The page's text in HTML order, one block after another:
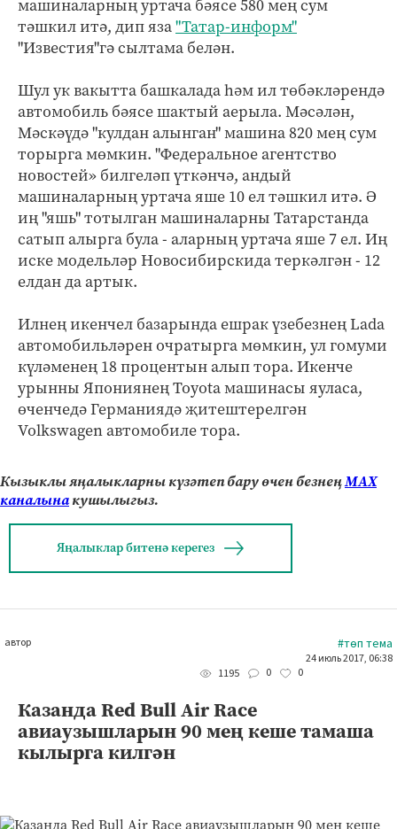
машиналарның уртача бәясе 580 мең сум
тәшкил итә, дип яза"Татар-информ"
"Известия"гә сылтама белән.
Шул ук вакытта башкалада һәм ил төбәкләрендә
автомобиль бәясе шактый аерыла. Мәсәлән,
Мәскәүдә "кулдан алынган" машина 820 мең сум
торырга мөмкин. "Федеральное агентство
новостей» билгеләп үткәнчә, андый
машиналарның уртача яше 10 ел тәшкил итә. Ә
иң "яшь" тотылган машиналарны Татарстанда
сатып алырга була - аларның уртача яше 7 ел. Иң
иске модельләр Новосибирскида теркәлгән - 12
елдан да артык.
Илнең икенчел базарында ешрак үзебезнең Lada
автомобильләрен очратырга мөмкин, ул гомуми
күләменең 18 процентын алып тора. Икенче
урынны Япониянең Toyota машинасы яуласа,
өченчедә Германиядә җитештерелгән
Volkswagen автомобиле тора.
Кызыклы яңалыкларны күзәтеп бару өчен безнеңМАХ
каналынакушылыгыз.
Яңалыклар битенә керегез
автор #төп тема
24 июль 2017, 06:38
1195
0 0
Казанда Red Bull Air Race
авиаузышларын 90 мең кеше тамаша
кылырга килгән